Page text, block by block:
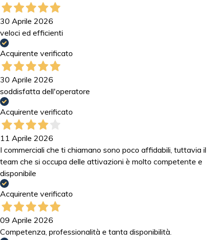
30 Aprile 2026
veloci ed efficienti
Acquirente verificato
30 Aprile 2026
soddisfatta dell'operatore
Acquirente verificato
11 Aprile 2026
I commerciali che ti chiamano sono poco affidabili, tuttavia il
team che si occupa delle attivazioni è molto competente e
disponibile
Acquirente verificato
09 Aprile 2026
Competenza, professionalità e tanta disponibilità.